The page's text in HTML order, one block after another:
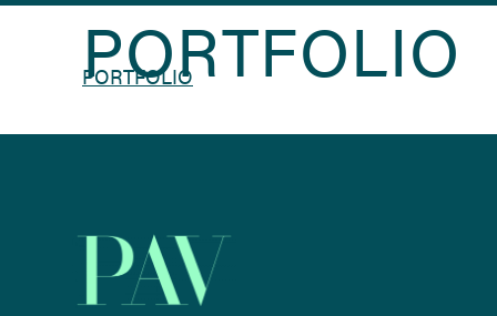
PORTFOLIO
PORTFOLIO